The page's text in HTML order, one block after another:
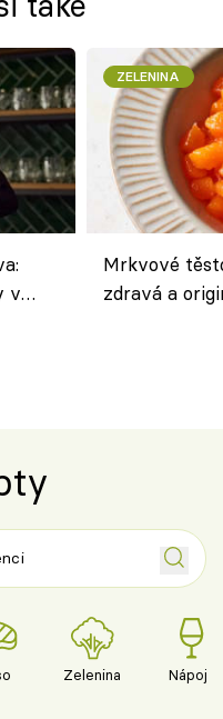
v
ZELENINA
Mrkvové
zdravá a
Zelenina Nápoje